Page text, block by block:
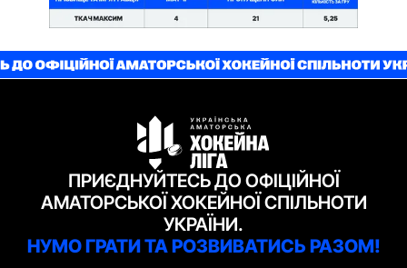
ПРИЄДНУЙТЕСЬ ДО ОФІЦІЙНОЇ
АМАТОРСЬКОЇ ХОКЕЙНОЇ СПІЛЬНОТИ
УКРАЇНИ.
НУМО ГРАТИ ТА РОЗВИВАТИСЬ РАЗОМ!